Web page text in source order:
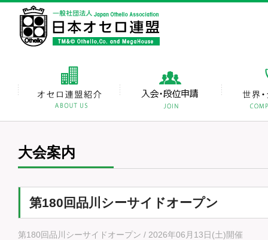
大会案内
第180回品川シーサイドオープン
第180回品川シーサイドオープン / 2026年06月13日(土)開催